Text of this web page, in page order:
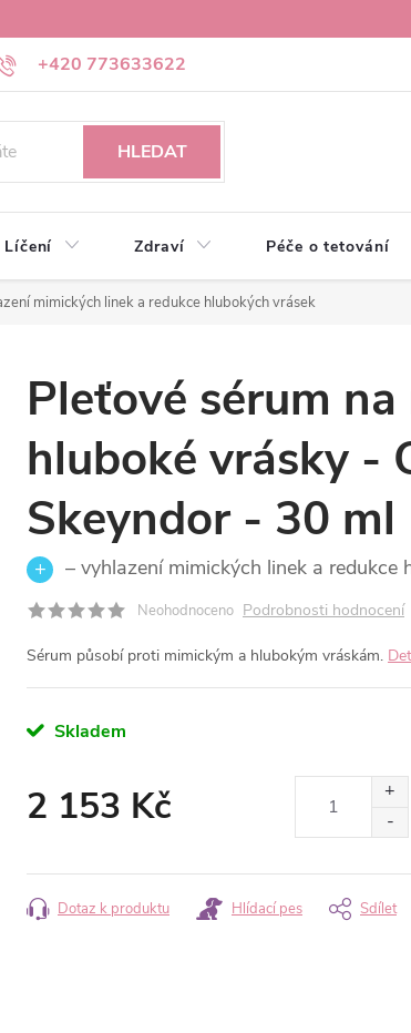
+420 773633622
Obchodní podmínky Osobní odběr v Ostravě
HLEDAT
Líčení Zdraví Péče o tetování
mimických linek a redukce hlubokých vrásek
Pleťové sérum
hluboké vrásky -
Skeyndor - 30 ml
– vyhlazení mimických linek a redukce
Neohodnoceno Podrobnosti hodnocení
Sérum působí proti mimickým a hlubokým vráskám.
Skladem
2 153 Kč
Dotaz k produktu Hlídací pes Sdílet